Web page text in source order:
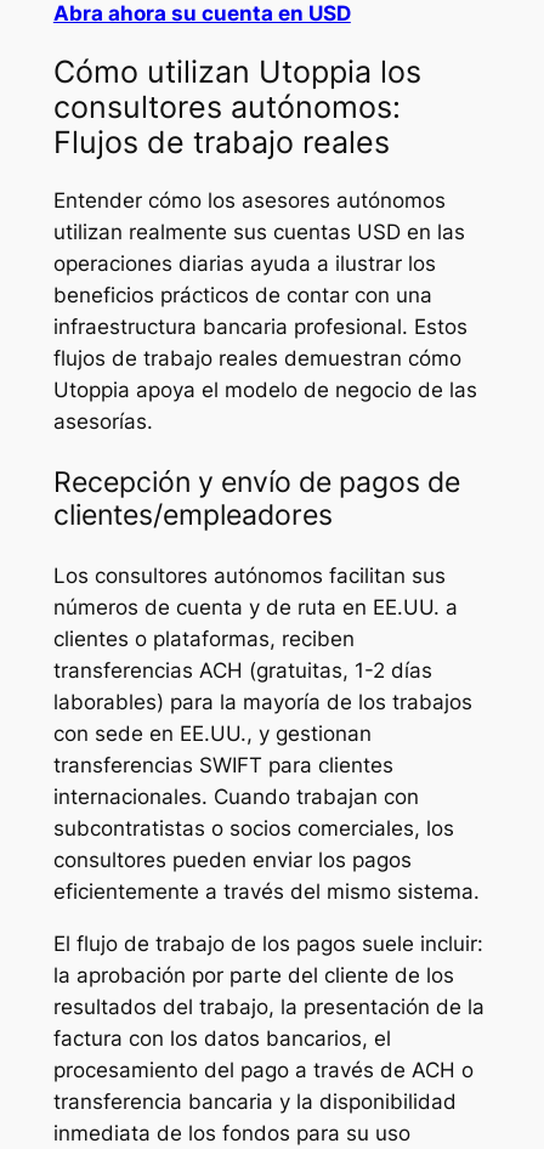
Abra ahora su cuenta en USD
Cómo utilizan Utoppia los
consultores autónomos:
Flujos de trabajo reales
Entender cómo los asesores autónomos
utilizan realmente sus cuentas USD en las
operaciones diarias ayuda a ilustrar los
beneficios prácticos de contar con una
infraestructura bancaria profesional. Estos
flujos de trabajo reales demuestran cómo
Utoppia apoya el modelo de negocio de las
asesorías.
Recepción y envío de pagos de
clientes/empleadores
Los consultores autónomos facilitan sus
números de cuenta y de ruta en EE.UU. a
clientes o plataformas, reciben
transferencias ACH (gratuitas, 1-2 días
laborables) para la mayoría de los trabajos
con sede en EE.UU., y gestionan
transferencias SWIFT para clientes
internacionales. Cuando trabajan con
subcontratistas o socios comerciales, los
consultores pueden enviar los pagos
eficientemente a través del mismo sistema.
El flujo de trabajo de los pagos suele incluir:
la aprobación por parte del cliente de los
resultados del trabajo, la presentación de la
factura con los datos bancarios, el
procesamiento del pago a través de ACH o
transferencia bancaria y la disponibilidad
inmediata de los fondos para su uso